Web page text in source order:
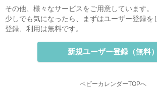
その他、様々なサービスをご用意しています。
少しでも気になったら、まずはユーザー登録を
登録、利用は無料です。
新規ユーザー登録（無料）
ベビーカレンダーTOPへ